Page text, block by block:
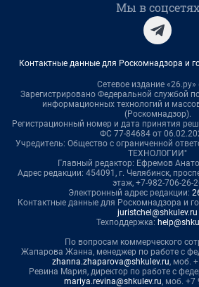
Мы в соцсетях
Контактные данные для Роскомнадзора и
Сетевое издание «26.ру»
Зарегистрировано Федеральной службой
информационных технологий и
(Роскомнадзор).
Регистрационный номер и дата принятия
ФС 77-84684 от
Учредитель: Общество с ограниченной
ТЕХНОЛОГИИ"
Главный редактор: Ефремов
Адрес редакции: 454091, г. Челябинск,
этаж, +7-982-706-26-
Электронный адрес редакции:
Контактные данные для Роскомнадзора и
juristchel@shkulev.ru
Техподдержка:
По вопросам коммерческого
Жапарова Жанна, менеджер по работе с
zhanna.zhaparova@shkulev.ru, моб.
Ревина Мария, директор по работе с
mariya.revina@shkulev.ru, моб. +7